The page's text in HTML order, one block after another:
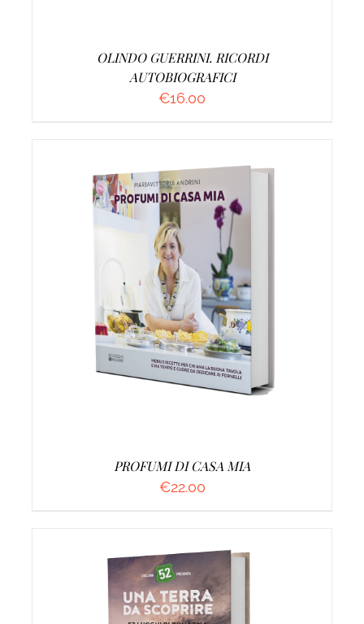
OLINDO GUERRINI. RICORDI
AUTOBIOGRAFICI
€16.00
AGGIUNGI AL CARRELLO / DETTAGLI
PROFUMI DI CASA MIA
€22.00